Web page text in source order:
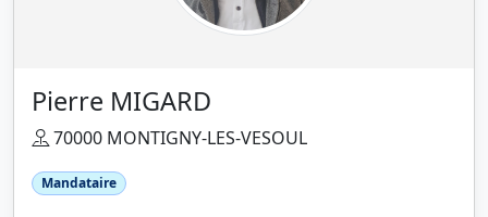
Pierre MIGARD
70000 MONTIGNY-LES-VESOUL
Mandataire